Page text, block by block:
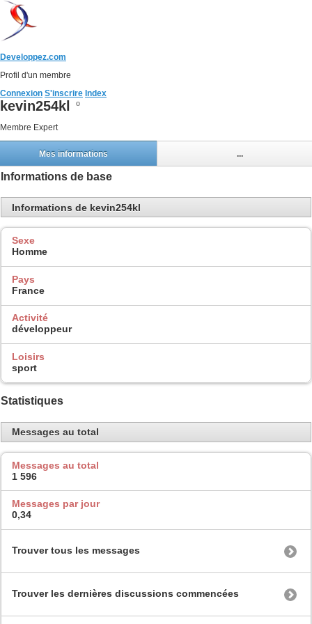
Developpez.com
Profil d'un membre
Connexion S'inscrire Index
kevin254kl
Membre Expert
Mes informations ...
Informations de base
Informations de kevin254kl
Sexe
Homme
Pays
France
Activité
développeur
Loisirs
sport
Statistiques
Messages au total
Messages au total
1 596
Messages par jour
0,34
Trouver tous les messages
Trouver les dernières discussions commencées